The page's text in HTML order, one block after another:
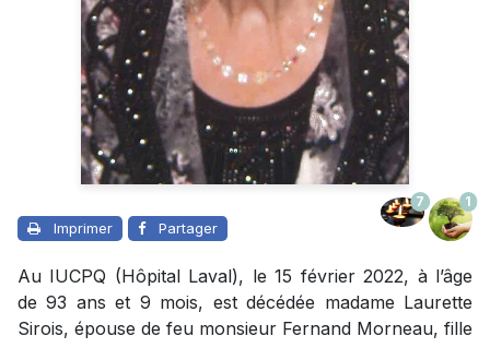
Imprimer Partager
7 1
Au IUCPQ (Hôpital Laval), le 15 février 2022, à l’âge
de 93 ans et 9 mois, est décédée madame Laurette
Sirois, épouse de feu monsieur Fernand Morneau, fille